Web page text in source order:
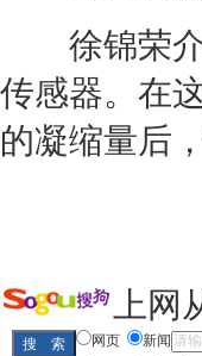
徐锦荣介
传感器。在
的凝缩量后
上
网页 新闻